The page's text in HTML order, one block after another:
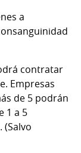
a
contratar
Empresas
de 5 podrán
1 a 5